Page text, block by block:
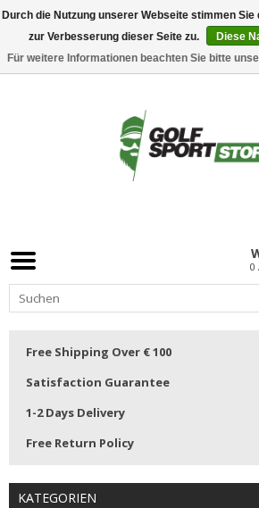
0
Free Shipping Over € 100
Satisfaction Guarantee
1-2 Days Delivery
Free Return Policy
KATEGORIEN
Durch die Nutzung unserer Webseite stimmen
zur Verbesserung dieser Seite zu.
Diese
Für weitere Informationen beachten Sie bitte